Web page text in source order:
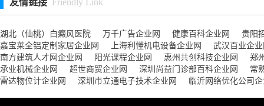
友情链接 Friendly Link
湖北（仙桃）白癜风医院 万千广告企业网 健康百科企业网
贵阳
嘉宝莱全铝定制家居企业网
上海利懂机电设备企业网
武汉百业企
南方建筑人才网企业网
阳光课程企业网 惠州共创科技企业网
郑
承业机械企业网
超世商贸企业网 深圳尚益门诊部百科企业网
常
雷达物位计企业网
深圳市立通电子技术企业网 临沂网络优化公司